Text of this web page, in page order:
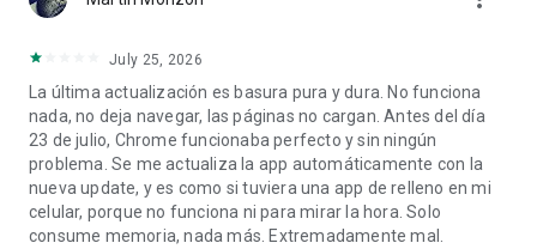
July 25, 2026
La última actualización es basura pura y dura. No funciona
nada, no deja navegar, las páginas no cargan. Antes del día
23 de julio, Chrome funcionaba perfecto y sin ningún
problema. Se me actualiza la app automáticamente con la
nueva update, y es como si tuviera una app de relleno en mi
celular, porque no funciona ni para mirar la hora. Solo
consume memoria, nada más. Extremadamente mal.